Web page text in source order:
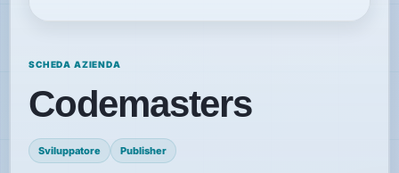
Recensioni
SCHEDA AZIENDA
Codemasters
Sviluppatore Publisher